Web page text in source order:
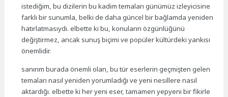
istediğim, bu dizilerin bu kadim temaları günümüz izleyicisine
farklı bir sunumla, belki de daha güncel bir bağlamda yeniden
hatırlatmasıydı. elbette ki bu, konuların özgünlüğünü
değiştirmez, ancak sunuş biçimi ve popüler kültürdeki yankısı
önemlidir.
sanırım burada önemli olan, bu tür eserlerin geçmişten gelen
temaları nasıl yeniden yorumladığı ve yeni nesillere nasıl
aktardığı. elbette ki her yeni eser, tamamen yepyeni bir fikirle